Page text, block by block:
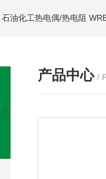
石油化工热电偶/热电阻
产品中心 /